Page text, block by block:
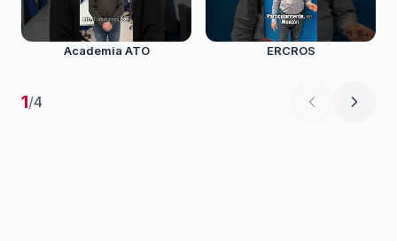
Academia ATO ERCROS
1/4